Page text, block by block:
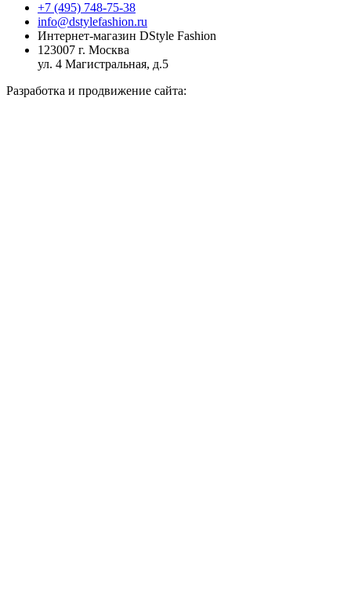
+7 (495) 748-75-38
info@dstylefashion.ru
Интернет-магазин DStyle Fashion
123007 г. Москва
ул. 4 Магистральная, д.5
Разработка и продвижение сайта: